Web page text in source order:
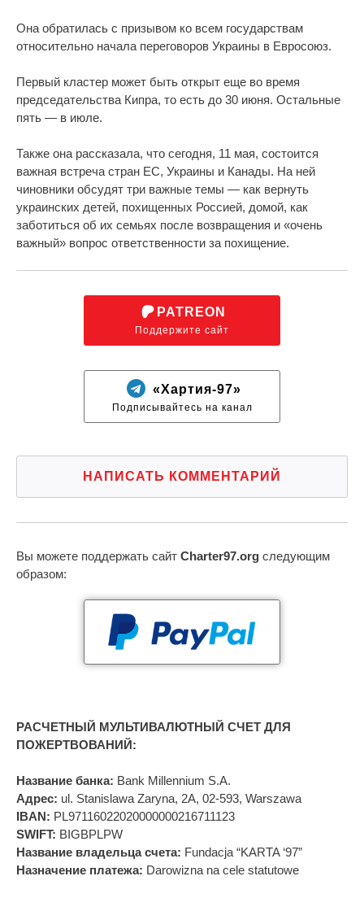
Она обратилась с призывом ко всем государствам
относительно начала переговоров Украины в Евросоюз.
Первый кластер может быть открыт еще во время
председательства Кипра, то есть до 30 июня. Остальные
пять — в июле.
Также она рассказала, что сегодня, 11 мая, состоится
важная встреча стран ЕС, Украины и Канады. На ней
чиновники обсудят три важные темы — как вернуть
украинских детей, похищенных Россией, домой, как
заботиться об их семьях после возвращения и «очень
важный» вопрос ответственности за похищение.
PATREON
Поддержите сайт
«Хартия-97»
Подписывайтесь на канал
НАПИСАТЬ КОММЕНТАРИЙ
Вы можете поддержать сайт Charter97.org следующим
образом:
РАСЧЕТНЫЙ МУЛЬТИВАЛЮТНЫЙ СЧЕТ ДЛЯ
ПОЖЕРТВОВАНИЙ:
Название банка: Bank Millennium S.A.
Адрес: ul. Stanislawa Zaryna, 2A, 02-593, Warszawa
IBAN: PL97116022020000000216711123
SWIFT: BIGBPLPW
Название владельца счета: Fundacja “KARTA ‘97”
Назначение платежа: Darowizna na cele statutowe